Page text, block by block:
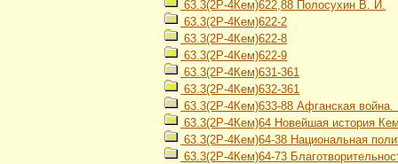
63.3(2Р-4Кем)622,88 Полосухин В. И.
63.3(2Р-4Кем)622-2
63.3(2Р-4Кем)622-8
63.3(2Р-4Кем)622-9
63.3(2Р-4Кем)631-361
63.3(2Р-4Кем)632-361
63.3(2Р-4Кем)633-88 Афганская война.
63.3(2Р-4Кем)64 Новейшая история
63.3(2Р-4Кем)64-38 Национальная
63.3(2Р-4Кем)64-73